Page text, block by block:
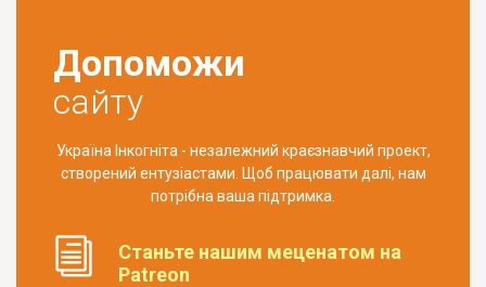
Допоможи
сайту
Україна Інкогніта - незалежний краєзнавчий проект,
створений ентузіастами. Щоб працювати далі, нам
потрібна ваша підтримка.
Станьте нашим меценатом на
Patreon